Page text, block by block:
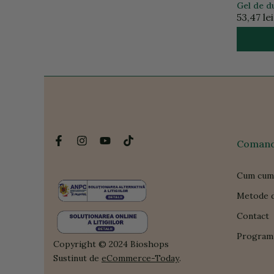
Gel de
53,47 lei
Copyright © 2024 Bioshops
Sustinut de eCommerce-Today.
Cum
Metode
Contact